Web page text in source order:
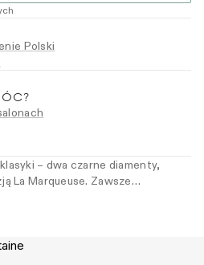
Polski
– dwa czarne diamenty,
La Marqueuse. Zawsze
kobiet, które wybierają klasykę